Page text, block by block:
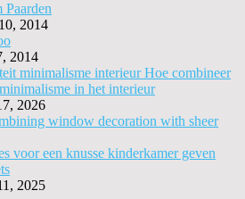
2014
2014
Hoe combineer
in het interieur
2026
voor een knusse kinderkamer geven
2025